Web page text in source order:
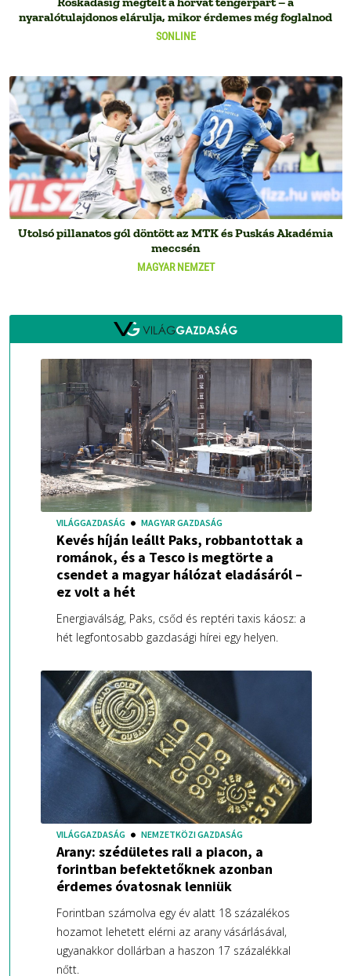
SONLINE
nyaralótulajdonos elárulja, mikor érdemes még foglalnod
MAGYAR NEMZET
Utolsó pillanatos gól döntött az MTK és Puskás Akadémia
meccsén
VILÁGGAZDASÁG MAGYAR GAZDASÁG
Kevés híján leállt Paks, robbantottak a
románok, és a Tesco is megtörte a
csendet a magyar hálózat eladásáról –
ez volt a hét
Energiaválság, Paks, csőd és reptéri taxis káosz: a
hét legfontosabb gazdasági hírei egy helyen.
VILÁGGAZDASÁG NEMZETKÖZI GAZDASÁG
Arany: szédületes rali a piacon, a
forintban befektetőknek azonban
érdemes óvatosnak lenniük
Forintban számolva egy év alatt 18 százalékos
hozamot lehetett elérni az arany vásárlásával,
ugyanakkor dollárban a haszon 17 százalékkal
nőtt.